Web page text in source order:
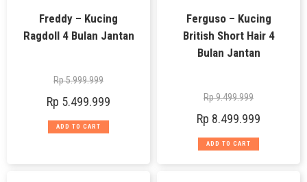
Freddy – Kucing
Ragdoll 4 Bulan Jantan
Rp5.999.999
Rp 5.499.999
ADD TO CART
Ferguso – Kucing
British Short Hair 4
Bulan Jantan
Rp9.499.999
Rp 8.499.999
ADD TO CART